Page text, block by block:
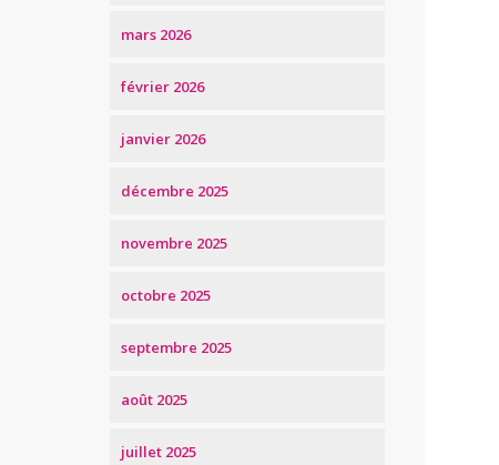
mars 2026
février 2026
janvier 2026
décembre 2025
novembre 2025
octobre 2025
septembre 2025
août 2025
juillet 2025